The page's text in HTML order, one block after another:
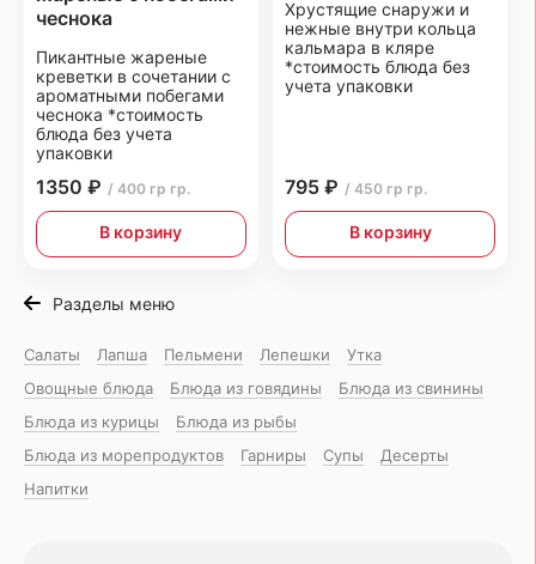
чеснока
Пикантные жареные
креветки в сочетании с
ароматными побегами
чеснока *стоимость
блюда без учета
упаковки
1350 ₽ / 400 гр гр.
В корзину
Хрустящие снаружи и
нежные внутри кольца
кальмара в кляре
*стоимость блюда без
учета упаковки
795 ₽ / 450 гр гр.
В корзину
Разделы меню
Салаты Лапша Пельмени Лепешки
Утка
Овощные блюда
Блюда из говядины
Блюда из свинины
Блюда из курицы
Блюда из рыбы
Блюда из морепродуктов
Гарниры Супы
Десерты
Напитки